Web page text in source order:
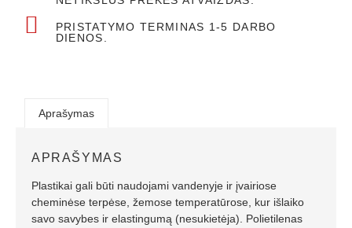
PRISTATYMO TERMINAS 1-5 DARBO
DIENOS.
Aprašymas
APRAŠYMAS
Plastikai gali būti naudojami vandenyje ir įvairiose
cheminėse terpėse, žemose temperatūrose, kur išlaiko
savo savybes ir elastingumą (nesukietėja). Polietilenas